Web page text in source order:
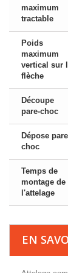
maximum
tractable
Poids
maximum
vertical sur
flèche
Découpe
pare-choc
Dépose
choc
Temps de
montage de
l'attelage
EN